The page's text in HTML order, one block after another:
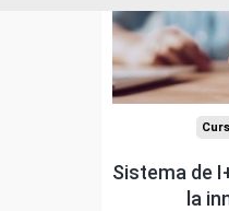
Para todos
Sistema de
la